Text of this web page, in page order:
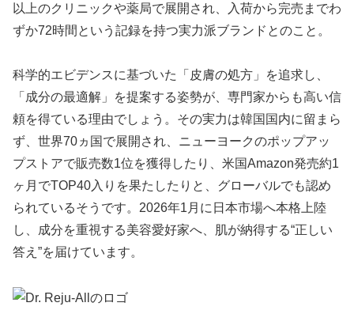
以上のクリニックや薬局で展開され、入荷から完売までわ
ずか72時間という記録を持つ実力派ブランドとのこと。
科学的エビデンスに基づいた「皮膚の処方」を追求し、
「成分の最適解」を提案する姿勢が、専門家からも高い信
頼を得ている理由でしょう。その実力は韓国国内に留まら
ず、世界70ヵ国で展開され、ニューヨークのポップアッ
プストアで販売数1位を獲得したり、米国Amazon発売約1
ヶ月でTOP40入りを果たしたりと、グローバルでも認め
られているそうです。2026年1月に日本市場へ本格上陸
し、成分を重視する美容愛好家へ、肌が納得する“正しい
答え”を届けています。